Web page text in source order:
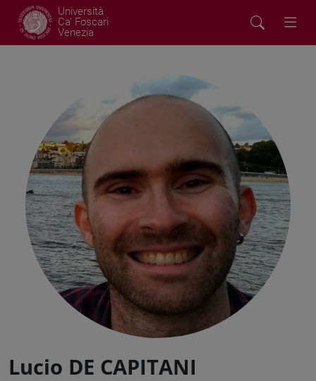
Università
Ca' Foscari
Venezia
Lucio DE CAPITANI